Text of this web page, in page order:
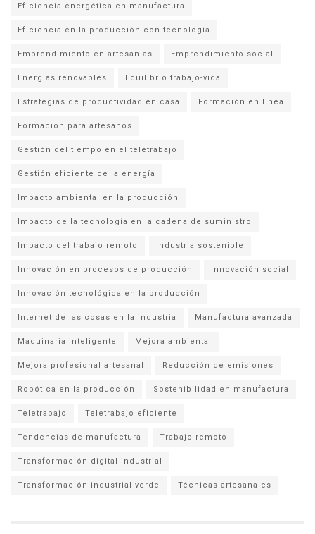
Eficiencia energética en manufactura
Eficiencia en la producción con tecnología
Emprendimiento en artesanías Emprendimiento social
Energías renovables Equilibrio trabajo-vida
Estrategias de productividad en casa Formación en línea
Formación para artesanos
Gestión del tiempo en el teletrabajo
Gestión eficiente de la energía
Impacto ambiental en la producción
Impacto de la tecnología en la cadena de suministro
Impacto del trabajo remoto Industria sostenible
Innovación en procesos de producción Innovación social
Innovación tecnológica en la producción
Internet de las cosas en la industria Manufactura avanzada
Maquinaria inteligente Mejora ambiental
Mejora profesional artesanal Reducción de emisiones
Robótica en la producción Sostenibilidad en manufactura
Teletrabajo Teletrabajo eficiente
Tendencias de manufactura Trabajo remoto
Transformación digital industrial
Transformación industrial verde Técnicas artesanales